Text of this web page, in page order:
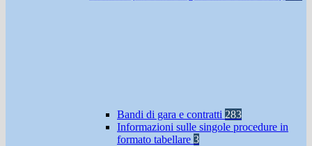
Bandi di gara e contratti 283
Informazioni sulle singole procedure in
formato tabellare 3